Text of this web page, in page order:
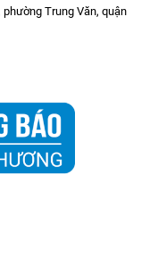
Trung Văn, quận